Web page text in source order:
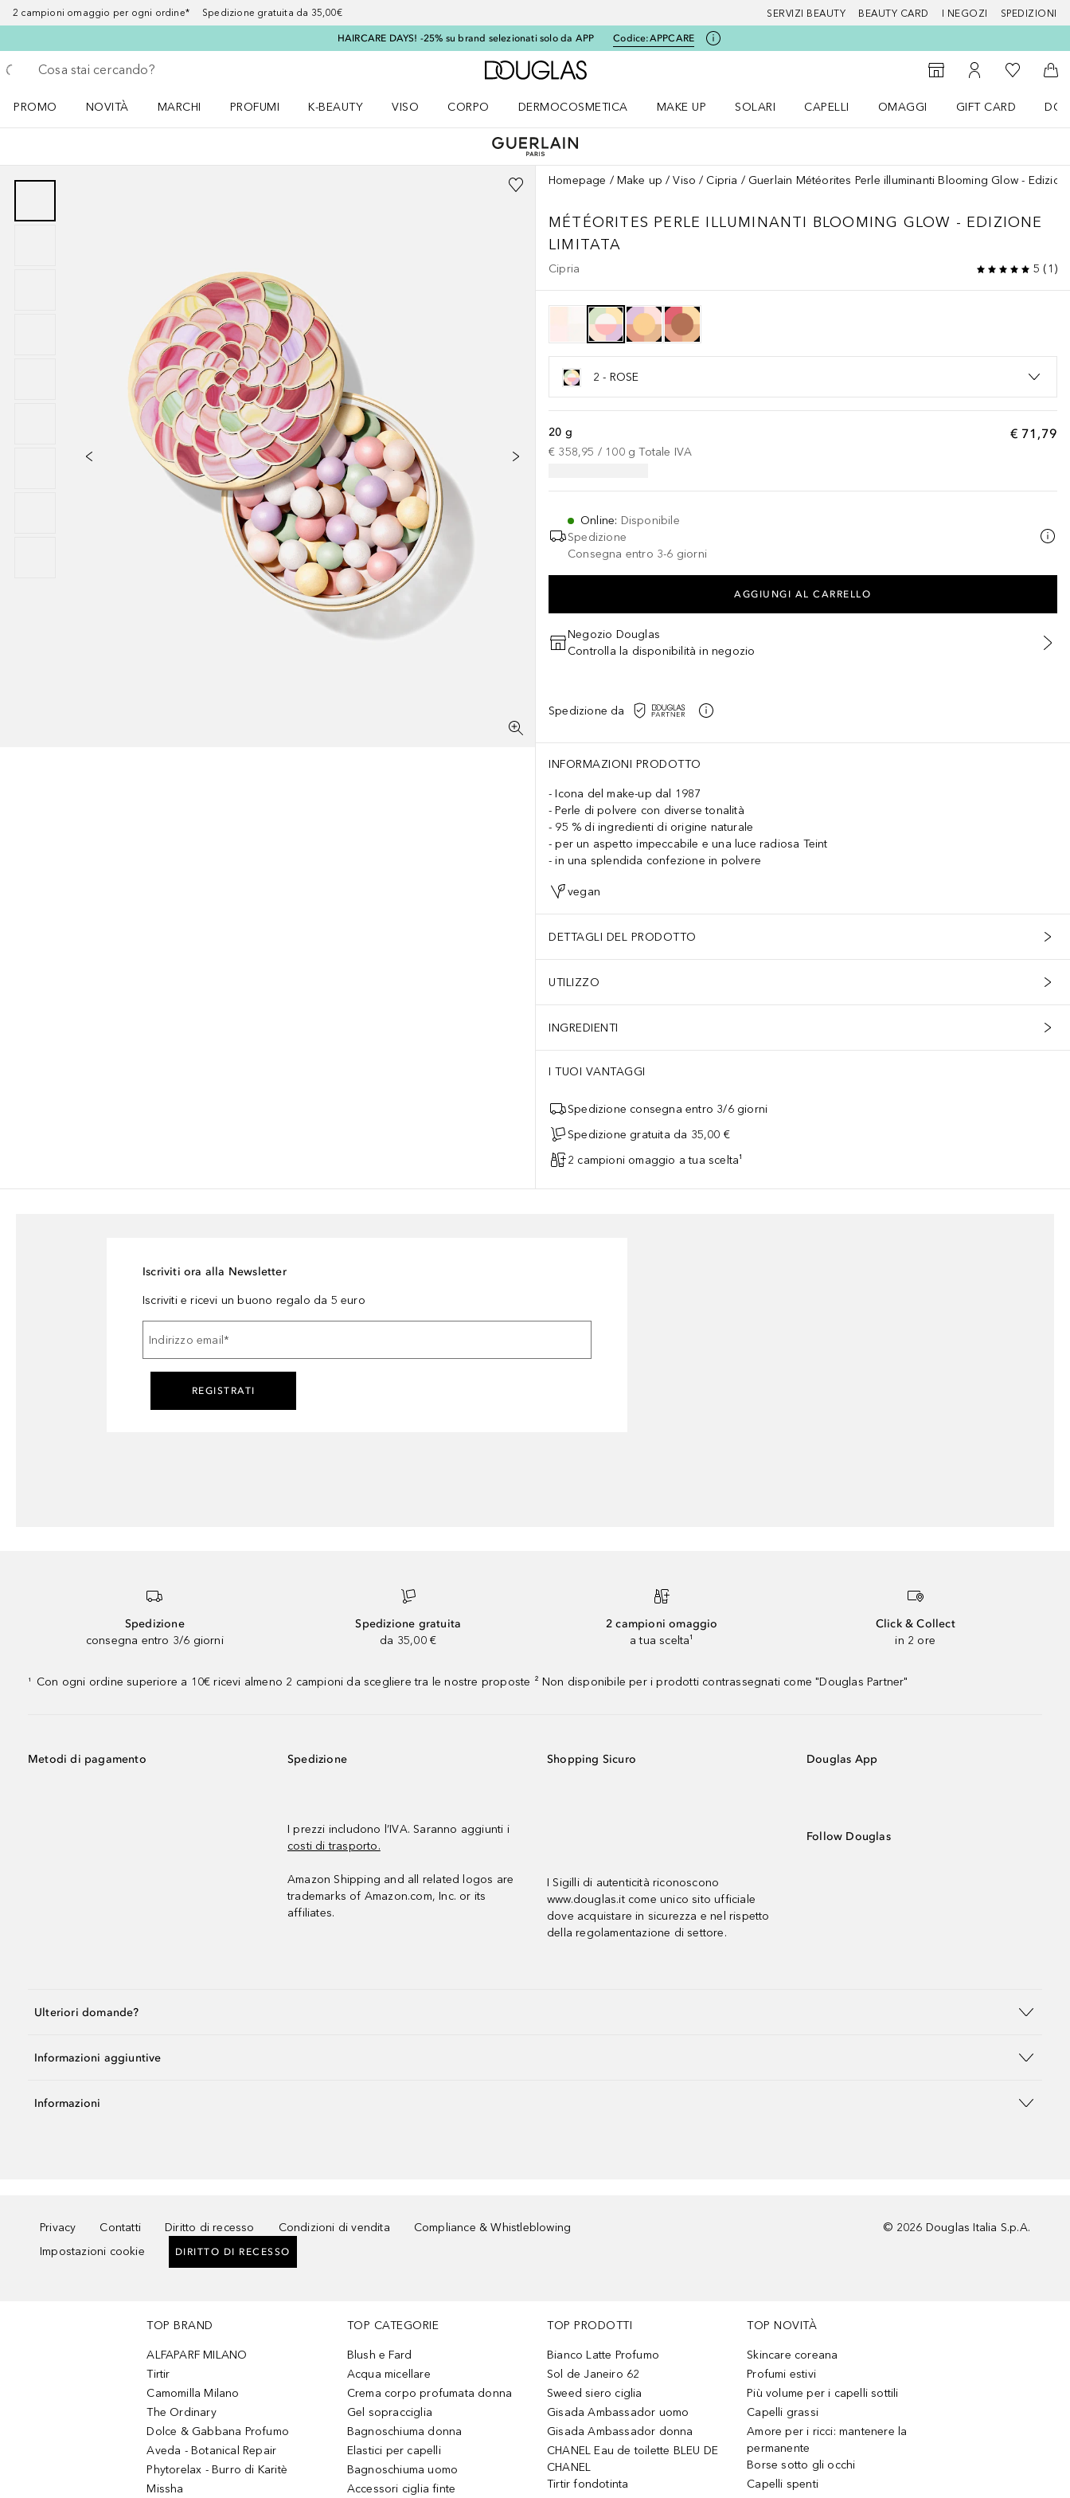
2 campioni omaggio per ogni ordine* Spedizione gratuita da 35,00€ SERVIZI BEAUTY BEAUTY CARD I NEGOZI SPEDIZIONI
HAIRCARE DAYS! -25% su brand selezionati solo da APP Codice:APPCARE
Torna indietro
Esegui ricerca
A Douglas Home
StorefinderAl Mio Account
Alla Mia
Al
PROMO
NOVITÀ
MARCHI
PROFUMI
K-BEAUTY
VISO
CORPO
DERMOCOSMETICA
MAKE UP
SOLARI
CAPELLI
OMAGGI
GIFT CARD
Homepage Make up Viso Cipria Guerlain Météorites Perle illuminanti Blooming Glow -
MÉTÉORITES PERLE ILLUMINANTI BLOOMING GLOW - EDIZIONE
LIMITATA
Cipria 5 ( 1 )
2 - ROSE
€ 71,79
20 g
€ 358,95 / 100 g Totale IVA
Online: Disponibile
Spedizione
Consegna entro 3-6 giorni
AGGIUNGI AL CARRELLO
Negozio Douglas
Controlla la disponibilità in negozio
Spedizione da
INFORMAZIONI PRODOTTO
Icona del make-up dal 1987
Perle di polvere con diverse tonalità
95 % di ingredienti di origine naturale
per un aspetto impeccabile e una luce radiosa Teint
in una splendida confezione in polvere
vegan
DETTAGLI DEL PRODOTTO
UTILIZZO
INGREDIENTI
I TUOI VANTAGGI
Spedizione consegna entro 3/6 giorni
Spedizione gratuita da 35,00 €
2 campioni omaggio a tua scelta¹
Iscriviti ora alla Newsletter
Iscriviti e ricevi un buono regalo da 5 euro
Indirizzo email *
REGISTRATI
Spedizione
consegna entro 3/6 giorni
Spedizione gratuita
da 35,00 €
2 campioni omaggio
a tua scelta¹
Click & Collect
in 2 ore
¹ Con ogni ordine superiore a 10€ ricevi almeno 2 campioni da scegliere tra le nostre proposte ² Non disponibile per i prodotti contrassegnati come "Douglas Partner"
Metodi di pagamento Spedizione
I prezzi includono l’IVA. Saranno aggiunti i
costi di trasporto.
Amazon Shipping and all related logos are
trademarks of Amazon.com, Inc. or its
affiliates.
Shopping Sicuro
I Sigilli di autenticità riconoscono
www.douglas.it come unico sito ufficiale
dove acquistare in sicurezza e nel rispetto
della regolamentazione di settore.
Douglas App
Follow Douglas
Ulteriori domande?
Informazioni aggiuntive
Informazioni
Privacy Contatti Diritto di recesso Condizioni di vendita
Compliance & Whistleblowing
Impostazioni cookie
DIRITTO DI RECESSO
© 2026 Douglas Italia S.p.A.
TOP BRAND
ALFAPARF MILANO
Tirtir
Camomilla Milano
The Ordinary
Dolce & Gabbana Profumo
Aveda - Botanical Repair
Phytorelax - Burro di Karitè
Missha
TOP CATEGORIE
Blush e Fard
Acqua micellare
Crema corpo profumata donna
Gel sopracciglia
Bagnoschiuma donna
Elastici per capelli
Bagnoschiuma uomo
Accessori ciglia finte
TOP PRODOTTI
Bianco Latte Profumo
Sol de Janeiro 62
Sweed siero ciglia
Gisada Ambassador uomo
Gisada Ambassador donna
CHANEL Eau de toilette BLEU DE
CHANEL
Tirtir fondotinta
TOP NOVITÀ
Skincare coreana
Profumi estivi
Più volume per i capelli sottili
Capelli grassi
Amore per i ricci: mantenere la
permanente
Borse sotto gli occhi
Capelli spenti